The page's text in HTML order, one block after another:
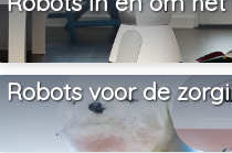
Robots voor de